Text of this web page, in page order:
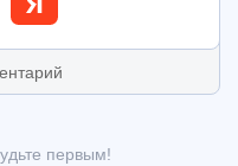
первым!